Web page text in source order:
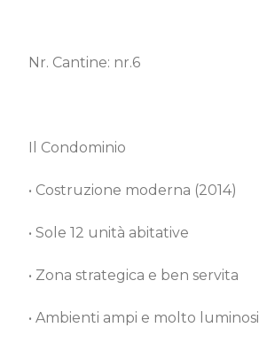
Nr. Cantine: nr.6
Il Condominio
• Costruzione moderna (2014)
• Sole 12 unità abitative
• Zona strategica e ben servita
• Ambienti ampi e molto luminosi